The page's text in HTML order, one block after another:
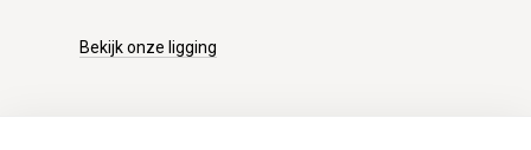
Bekijk onze ligging